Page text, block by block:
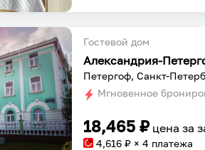
Гостевой дом
Александрия-
Петергоф, Санкт-
Мгновенное
18,465 ₽ цена за
4,616 ₽ × 4 платежа